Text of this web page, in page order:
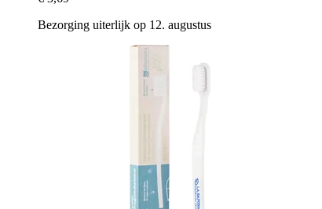
Bezorging uiterlijk op 12. augustus